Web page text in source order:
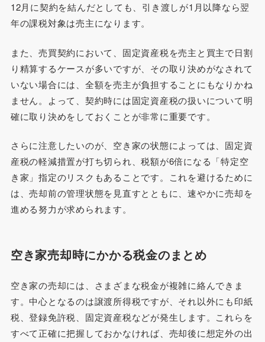
12月に契約を結んだとしても、引き渡しが1月以降なら翌
年の課税対象は売主になります。
また、売買契約において、固定資産税を売主と買主で日割
り精算するケースが多いですが、その取り決めがなされて
いない場合には、全額を売主が負担することにもなりかね
ません。よって、契約時には固定資産税の扱いについて明
確に取り決めをしておくことが非常に重要です。
さらに注意したいのが、空き家の状態によっては、固定資
産税の軽減措置が打ち切られ、税額が6倍になる「特定空
き家」指定のリスクもあることです。これを避けるために
は、売却前の管理状態を見直すとともに、速やかに売却を
進める努力が求められます。
空き家売却時にかかる税金のまとめ
空き家の売却には、さまざまな税金が複雑に絡んできま
す。中心となるのは譲渡所得税ですが、それ以外にも印紙
税、登録免許税、固定資産税などが発生します。これらを
すべて正確に把握しておかなければ、売却後に想定外の出